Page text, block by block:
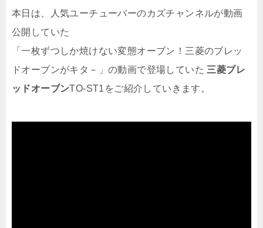
本日は、人気ユーチューバーのカズチャンネルが動画
公開していた
「一枚ずつしか焼けない変態オーブン！三菱のブレッ
ドオーブンがキタ－」の動画で登場していた 三菱ブレ
ッドオーブンTO-ST1をご紹介していきます。